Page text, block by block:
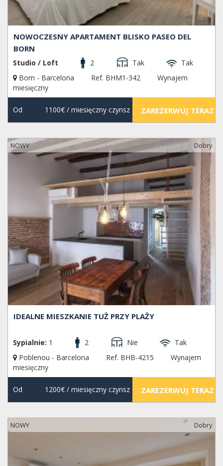
NOWOCZESNY APARTAMENT BLISKO PASEO DEL
BORN
Studio / Loft 2 Tak
Tak
Born - Barcelona
Ref. BHM1-342
Wynajem
miesięczny
Od 1100€/ miesięczny czynsz ZAREZERWUJ TERAZ
NOWY Dobry
IDEALNE MIESZKANIE TUŻ PRZY PLAŻY
Sypialnie: 1 2 Nie
Tak
Poblenou - Barcelona
Ref. BHB-4215
Wynajem
miesięczny
Od 1200€/ miesięczny czynsz ZAREZERWUJ TERAZ
NOWY Dobry